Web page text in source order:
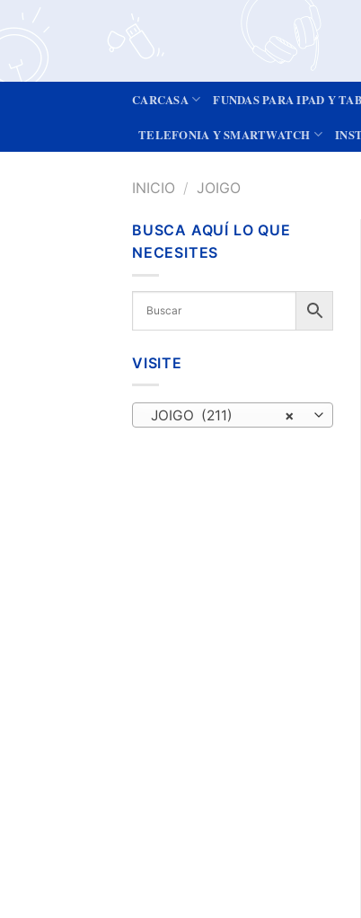
CARCASA FUNDAS PARA IPAD Y
TELEFONIA Y SMARTWATCH
INICIO / JOIGO
BUSCA AQUÍ LO QUE
NECESITES
VISITE
×
JOIGO (211)